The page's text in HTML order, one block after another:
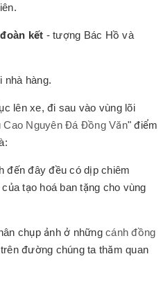
kết - tượng Bác Hồ và
nhà hàng.
lên xe, đi sau vào vùng lõi
Cao Nguyên Đá Đồng Văn" điểm
đến đây đều có dịp chiêm
tạo hoá ban tặng cho vùng
chụp ảnh ở những cánh đồng
đường chúng ta thăm quan